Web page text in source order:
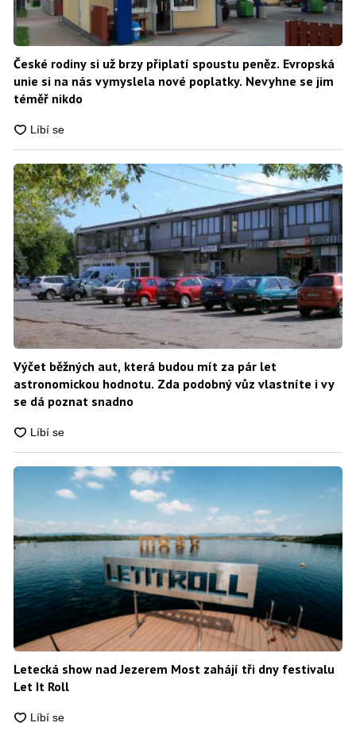
České rodiny si už brzy připlatí spoustu peněz. Evropská
unie si na nás vymyslela nové poplatky. Nevyhne se jim
téměř nikdo
Výčet běžných aut, která budou mít za pár let
astronomickou hodnotu. Zda podobný vůz vlastníte i vy
se dá poznat snadno
Letecká show nad Jezerem Most zahájí tři dny festivalu
Let It Roll